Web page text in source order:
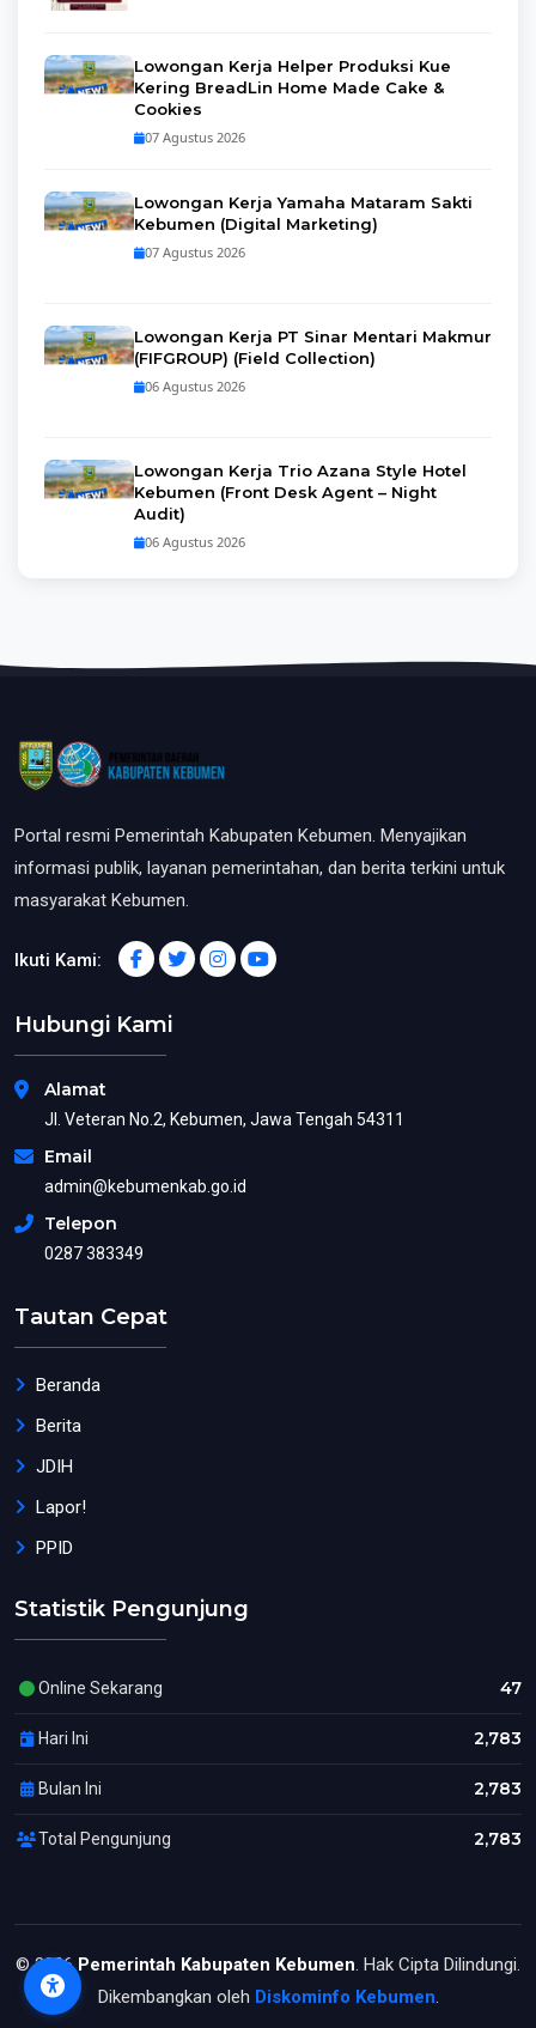
Lowongan Kerja Helper Produksi Kue
Kering BreadLin Home Made Cake &
Cookies
07 Agustus 2026
Lowongan Kerja Yamaha Mataram Sakti
Kebumen (Digital Marketing)
07 Agustus 2026
Lowongan Kerja PT Sinar Mentari Makmur
(FIFGROUP) (Field Collection)
06 Agustus 2026
Lowongan Kerja Trio Azana Style Hotel
Kebumen (Front Desk Agent – Night
Audit)
06 Agustus 2026
Portal resmi Pemerintah Kabupaten Kebumen. Menyajikan
informasi publik, layanan pemerintahan, dan berita terkini untuk
masyarakat Kebumen.
Ikuti Kami:
Hubungi Kami
Alamat
Jl. Veteran No.2, Kebumen, Jawa Tengah 54311
Email
admin@kebumenkab.go.id
Telepon
0287 383349
Tautan Cepat
Beranda
Berita
JDIH
Lapor!
PPID
Statistik Pengunjung
Online Sekarang 47
Hari Ini 2,783
Bulan Ini 2,783
Total Pengunjung 2,783
© 2026Pemerintah Kabupaten Kebumen. Hak Cipta Dilindungi.
Dikembangkan oleh Diskominfo Kebumen.